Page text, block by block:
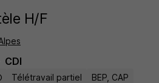
H/F
CDI
Télétravail partiel
BEP, CAP